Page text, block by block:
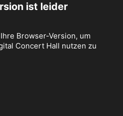
ist leider
Browser-Version, um
Concert Hall nutzen zu